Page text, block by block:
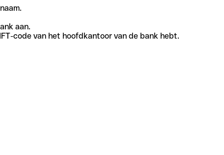
aan.
code van het hoofdkantoor van de bank hebt.